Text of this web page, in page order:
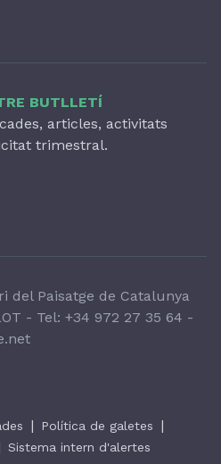
BUTLLETÍ
articles, activitats
trimestral.
del Paisatge de Catalunya
- Tel: +34 972 27 35 64 -
| Política de galetes |
Sistema intern d'alertes